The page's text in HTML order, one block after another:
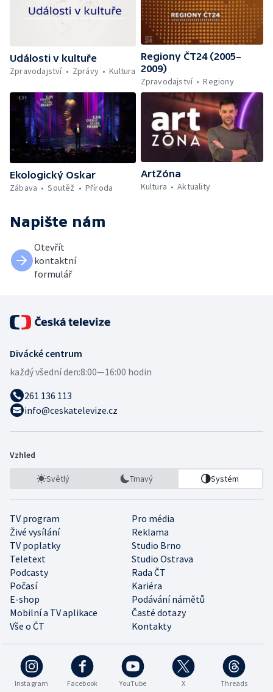
Události v kultuře
Zpravodajství
Zprávy Kultura
Regiony ČT24 (2005–
2009)
Zpravodajství
Regiony
Ekologický Oskar
Zábava
Soutěž Příroda
ArtZóna
Kultura
Aktuality
Napište nám
Otevřít
kontaktní
formulář
Divácké centrum
každý všední den:8:00—16:00 hodin
261 136 113
info@ceskatelevize.cz
Vzhled
Světlý Tmavý Systém
TV program
Pro média
Živé vysílání
Reklama
TV poplatky
Studio Brno
Teletext
Studio Ostrava
Podcasty
Rada ČT
Počasí
Kariéra
E-shop
Podávání námětů
Mobilní a TV aplikace
Časté dotazy
Vše o ČT
Kontakty
Instagram Facebook YouTube X Threads